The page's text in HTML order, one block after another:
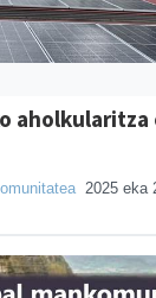
2025 eka